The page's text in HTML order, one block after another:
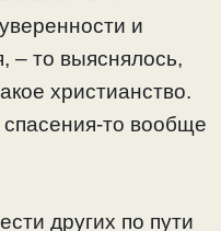
и
– то выяснялось,
христианство.
то вообще
других по пути